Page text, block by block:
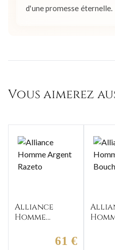
d'une promesse éternelle.
Vous aimerez
Alliance
Homme
61 €